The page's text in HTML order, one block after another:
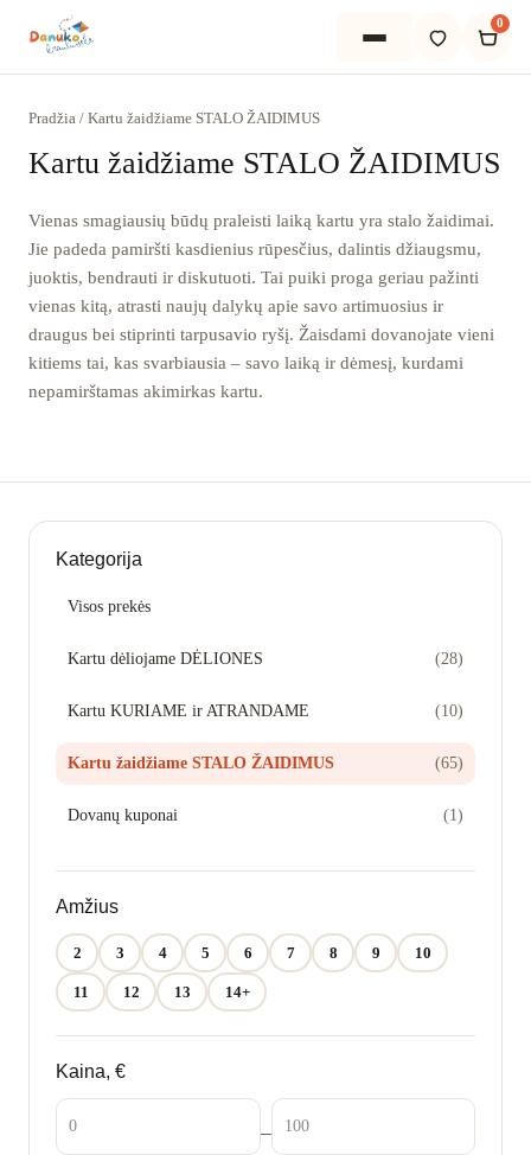
0
Apie mus
Išsirinkti
Bendradarbiavimo žaidimai
Kūrybos rinkiniai
Parduotuvė
Tinklaraštis
Parsisiųskite
Norų sąrašas
Pradžia / Kartu žaidžiame STALO ŽAIDIMUS
Kartu žaidžiame STALO ŽAIDIMUS
Vienas smagiausių būdų praleisti laiką kartu yra stalo žaidimai.
Jie padeda pamiršti kasdienius rūpesčius, dalintis džiaugsmu,
juoktis, bendrauti ir diskutuoti. Tai puiki proga geriau pažinti
vienas kitą, atrasti naujų dalykų apie savo artimuosius ir
draugus bei stiprinti tarpusavio ryšį. Žaisdami dovanojate vieni
kitiems tai, kas svarbiausia – savo laiką ir dėmesį, kurdami
nepamirštamas akimirkas kartu.
Kategorija
Visos prekės
Kartu dėliojame DĖLIONES (28)
Kartu KURIAME ir ATRANDAME (10)
Kartu žaidžiame STALO ŽAIDIMUS (65)
Dovanų kuponai (1)
Amžius
2 3 4 5 6 7 8 9 10
11 12 13 14+
Kaina, €
–